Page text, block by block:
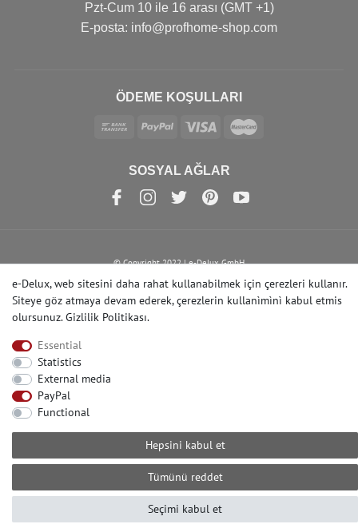
Pzt-Cum 10 ile 16 arası (GMT +1)
Е-posta: info@profhome-shop.com
ÖDEME KOŞULLARI
SOSYAL AĞLAR
© Copyright 2022 | e-Delux GmbH
e-Delux, web sitesini daha rahat kullanabilmek için çerezleri kullanır.
Siteye göz atmaya devam ederek, çerezlerin kullanìmìnì kabul etmis
olursunuz.Gizlilik Politikası.
Essential
Statistics
External media
PayPal
Functional
Hepsini kabul et
Tümünü reddet
Seçimi kabul et